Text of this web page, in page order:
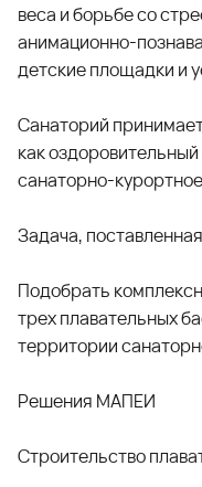
веса и борьбе со
анимационно-
детские площадки и
Санаторий
как
санаторно-
Задача,
Подобрать
трех плавательных
территории
Решения МАПЕИ
Строительство